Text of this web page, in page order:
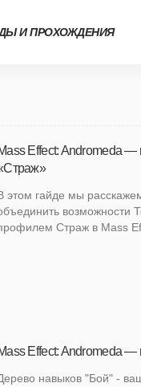
И ПРОХОЖДЕНИЯ
Effect: Andromeda
этом гайде мы
возможности
Страж в Mass
Effect: Andromeda
навыков "Бой" -